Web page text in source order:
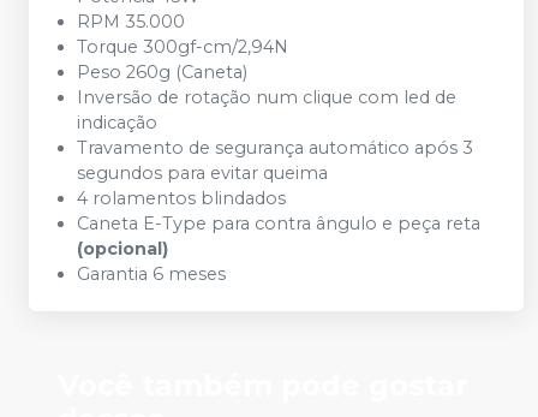
RPM 35.000
Torque 300gf-cm/2,94N
Peso 260g (Caneta)
Inversão de rotação num clique com led de
indicação
Travamento de segurança automático após 3
segundos para evitar queima
4 rolamentos blindados
Caneta E-Type para contra ângulo e peça reta
(opcional)
Garantia 6 meses